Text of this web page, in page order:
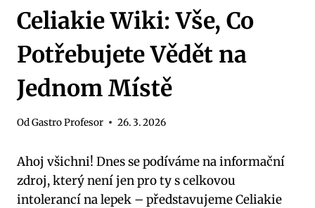
Celiakie Wiki: Vše, Co
Potřebujete Vědět na
Jednom Místě
OdGastro Profesor 26. 3. 2026
Ahoj všichni! Dnes se podíváme na informační
zdroj, který není jen pro ty s celkovou
intolerancí na lepek – představujeme Celiakie